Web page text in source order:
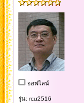
ออฟไลน์
รุ่น: rcu2516